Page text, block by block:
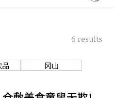
繁體中文
한국어
6 results
品 冈山